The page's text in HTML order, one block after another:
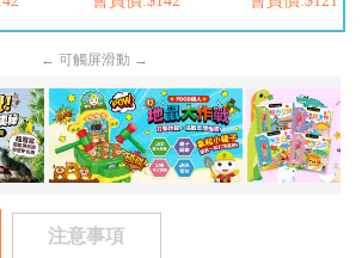
← 可觸屏滑動 →
注意事項